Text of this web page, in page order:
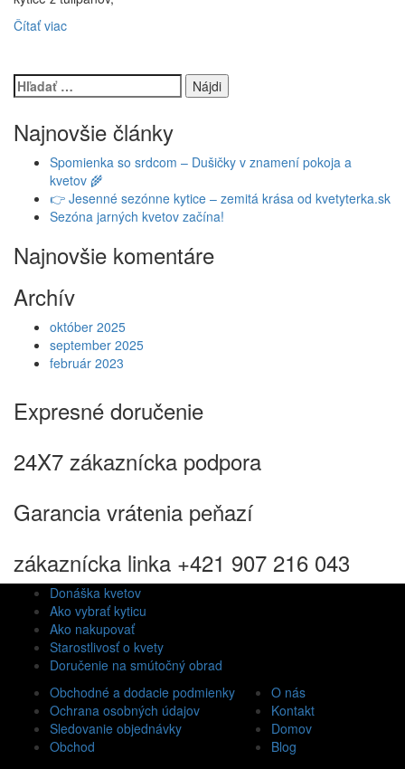
Čítať viac
Hľadať:
Najnovšie články
Spomienka so srdcom – Dušičky v znamení pokoja a
kvetov 🌾
👉 Jesenné sezónne kytice – zemitá krása od kvetyterka.sk
Sezóna jarných kvetov začína!
Najnovšie komentáre
Archív
október 2025
september 2025
február 2023
Expresné doručenie
24X7 zákaznícka podpora
Garancia vrátenia peňazí
zákaznícka linka +421 907 216 043
Donáška kvetov
Ako vybrať kyticu
Ako nakupovať
Starostlivosť o kvety
Doručenie na smútočný obrad
Obchodné a dodacie podmienky
Ochrana osobných údajov
Sledovanie objednávky
Obchod
O nás
Kontakt
Domov
Blog